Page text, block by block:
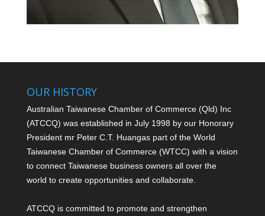
OUR HISTORY
Australian Taiwanese Chamber of Commerce (Qld) Inc
(ATCCQ) was established in July 1998 by our Honorary
President mr Peter C.T. Huangas part of the World
Taiwanese Chamber of Commerce (WTCC) with a vision
to connect Taiwanese business owners all over the
world to create opportunities and collaborate.
ATCCQ is committed to promote and strengthen